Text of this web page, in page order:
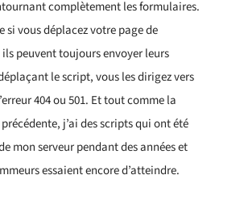
complètement les formulaires.
si vous déplacez votre page de
peuvent toujours envoyer leurs
le script, vous les dirigez vers
404 ou 501. Et tout comme la
j’ai des scripts qui ont été
mon serveur pendant des années et
essaient encore d’atteindre.